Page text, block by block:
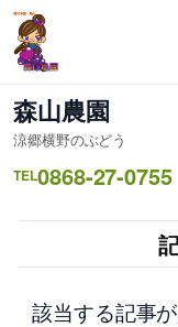
内
容
を
ス
キ
ッ
プ
森山農園
涼郷横野のぶどう
TEL0868-27-0755
該当する記事が